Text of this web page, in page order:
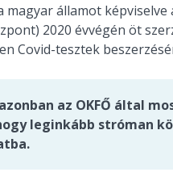
magyar államot
2020 évvégén öt
Covid-tesztek
az OKFŐ által
leginkább stróman